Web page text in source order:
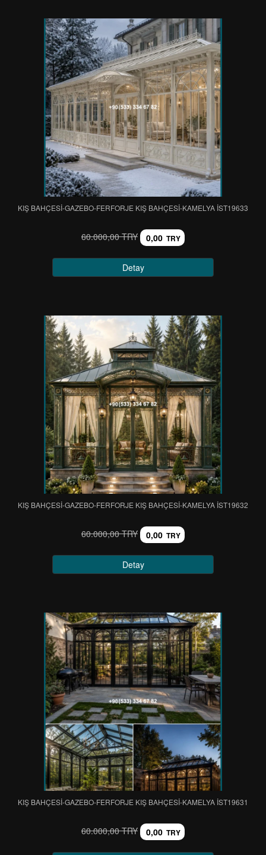
KIŞ BAHÇESİ-GAZEBO-FERFORJE KIŞ BAHÇESİ-KAMELYA IST19633
60.000,00 TRY 0,00 TRY
Detay
KIŞ BAHÇESİ-GAZEBO-FERFORJE KIŞ BAHÇESİ-KAMELYA IST19632
60.000,00 TRY 0,00 TRY
Detay
KIŞ BAHÇESİ-GAZEBO-FERFORJE KIŞ BAHÇESİ-KAMELYA IST19631
60.000,00 TRY 0,00 TRY